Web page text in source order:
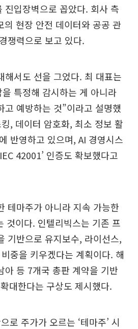
진입장벽으로 꼽았다. 회사 측
의 현장 안전 데이터와 공공 관
쟁력으로 보고 있다.
해서도 선을 그었다. 최 대표는
특정해 감시하는 게 아니라
고 예방하는 것”이라고 설명했
, 데이터 암호화, 최소 정보 활
반영하고 있으며, AI 경영시스
42001’ 인증도 확보했다고
테마주가 아니라 지속 가능한
것이다. 인텔리빅스는 기존 프
기반으로 유지보수, 라이선스,
중을 키우겠다는 계획이다. 해
아 등 7개국 총판 계약을 기반
대한다는 구상도 제시했다.
로 주가가 오르는 ‘테마주’ 시